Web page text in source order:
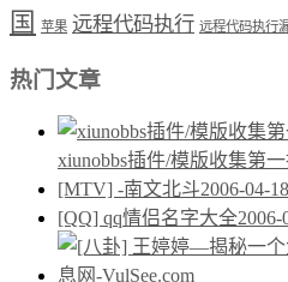
国
苹果 远程代码执行 远程代码执行
热门文章
xiunobbs插件/模版收集第
[MTV] -南文北斗2006-04-18
[QQ] qq情侣名字大全2006-